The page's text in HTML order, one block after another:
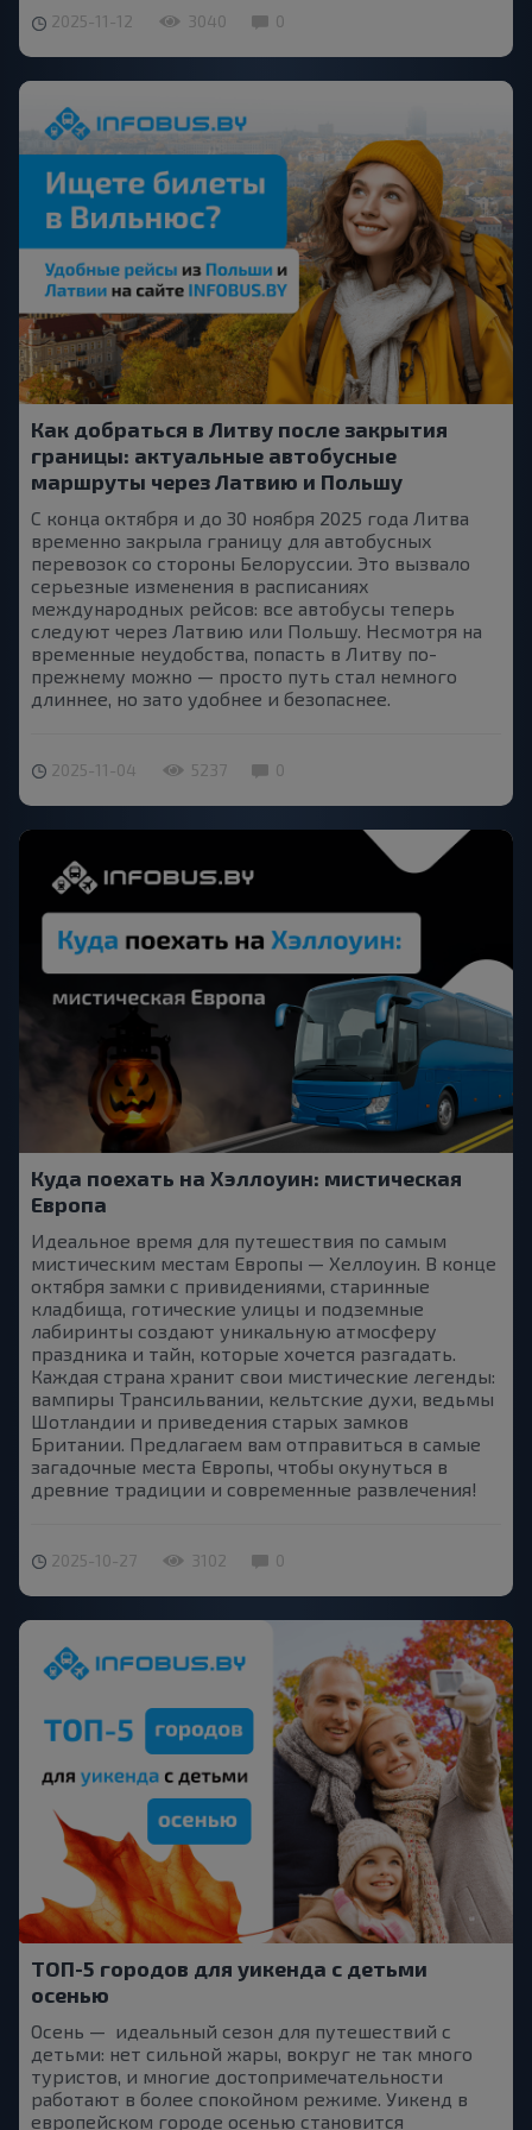
2025-11-12 3040 0
Как добраться в Литву после закрытия
границы: актуальные автобусные
маршруты через Латвию и Польшу
С конца октября и до 30 ноября 2025 года Литва
временно закрыла границу для автобусных
перевозок со стороны Белоруссии. Это вызвало
серьезные изменения в расписаниях
международных рейсов: все автобусы теперь
следуют через Латвию или Польшу. Несмотря на
временные неудобства, попасть в Литву по-
прежнему можно — просто путь стал немного
длиннее, но зато удобнее и безопаснее.
2025-11-04 5237 0
Куда поехать на Хэллоуин: мистическая
Европа
Идеальное время для путешествия по самым
мистическим местам Европы — Хеллоуин. В конце
октября замки с привидениями, старинные
кладбища, готические улицы и подземные
лабиринты создают уникальную атмосферу
праздника и тайн, которые хочется разгадать.
Каждая страна хранит свои мистические легенды:
вампиры Трансильвании, кельтские духи, ведьмы
Шотландии и приведения старых замков
Британии. Предлагаем вам отправиться в самые
загадочные места Европы, чтобы окунуться в
древние традиции и современные развлечения!
2025-10-27 3102 0
ТОП-5 городов для уикенда с детьми
осенью
Осень — идеальный сезон для путешествий с
детьми: нет сильной жары, вокруг не так много
туристов, и многие достопримечательности
работают в более спокойном режиме. Уикенд в
европейском городе осенью становится